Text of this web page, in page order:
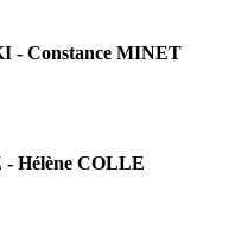
- Constance MINET
Hélène COLLE